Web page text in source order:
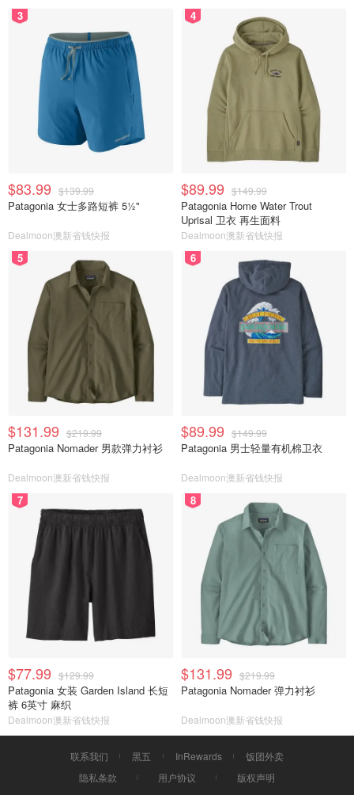
3
$83.99 $139.99
Patagonia 女士多路短裤 5½"
Dealmoon澳新省钱快报
4
$89.99 $149.99
Patagonia Home Water Trout
Uprisal 卫衣 再生面料
Dealmoon澳新省钱快报
5
$131.99 $219.99
Patagonia Nomader 男款弹力衬衫
Dealmoon澳新省钱快报
6
$89.99 $149.99
Patagonia 男士轻量有机棉卫衣
Dealmoon澳新省钱快报
7
$77.99 $129.99
Patagonia 女装 Garden Island 长短
裤 6英寸 麻织
Dealmoon澳新省钱快报
8
$131.99 $219.99
Patagonia Nomader 弹力衬衫
Dealmoon澳新省钱快报
联系我们 黑五 InRewards
饭团外卖
隐私条款
用户协议 版权声明